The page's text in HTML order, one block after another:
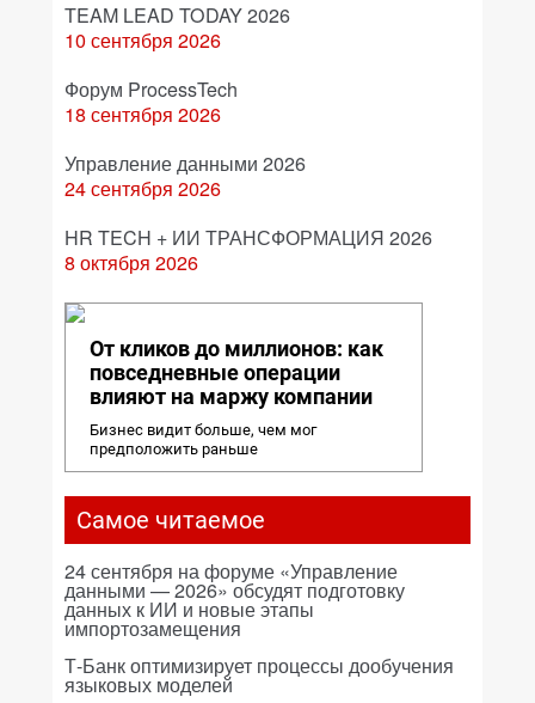
TEAM LEAD TODAY 2026
10 сентября 2026
Форум ProcessTech
18 сентября 2026
Управление данными 2026
24 сентября 2026
HR TECH + ИИ ТРАНСФОРМАЦИЯ 2026
8 октября 2026
От кликов до миллионов: как
повседневные операции
влияют на маржу компании
Бизнес видит больше, чем мог
предположить раньше
Самое читаемое
24 сентября на форуме «Управление
данными — 2026» обсудят подготовку
данных к ИИ и новые этапы
импортозамещения
Т-Банк оптимизирует процессы дообучения
языковых моделей